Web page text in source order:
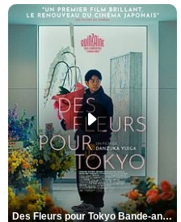
Des Fleurs pour Tokyo Bande-annonce VO STFR